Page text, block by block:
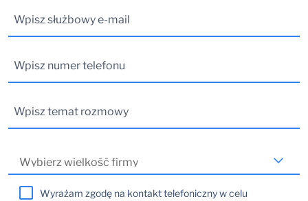
Wyrażam zgodę na kontakt telefoniczny w celu